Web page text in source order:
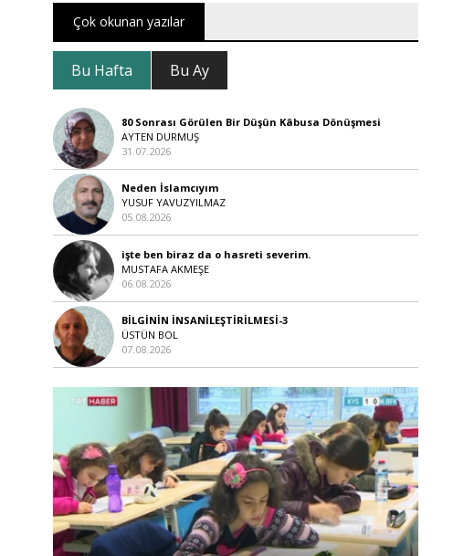
Çok okunan yazılar
Bu Hafta Bu Ay
80 Sonrası Görülen Bir Düşün Kâbusa Dönüşmesi
AYTEN DURMUŞ
31.07.2026
Neden İslamcıyım
YUSUF YAVUZYILMAZ
05.08.2026
işte ben biraz da o hasreti severim.
MUSTAFA AKMEŞE
06.08.2026
BİLGİNİN İNSANİLEŞTİRİLMESİ-3
ÜSTÜN BOL
07.08.2026